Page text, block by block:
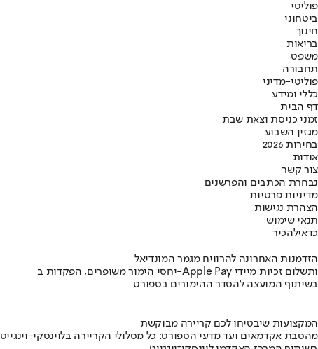
פוליטי
ביטחוני
חינוך
בריאות
משפט
תחבורה
פוליטי-מדיני
כללי ומידע
דף הבית
זמני כניסת וצאת שבת
מגזין השבוע
בחירות 2026
אודות
צור קשר
נבחרת הכתבים והפרשנים
מדיניות פרטיות
הצהרת נגישות
תנאי שימוש
כדאילהכיר
הזדמנות האחרונה להרוויח מגמר המונדיאל
יחסי הימור משופרים, הפקדות ב-Apple Pay ותשלום זכיות מיידי
בשיתוף המועצה להסדר ההימורים בספורט
המקצועות שיבטיחו לכם קריירה מבוקשת
מהסבת אקדמאים ועד מדעי הספורט: כל מסלולי הקריירה בלוינסקי-וינגייט